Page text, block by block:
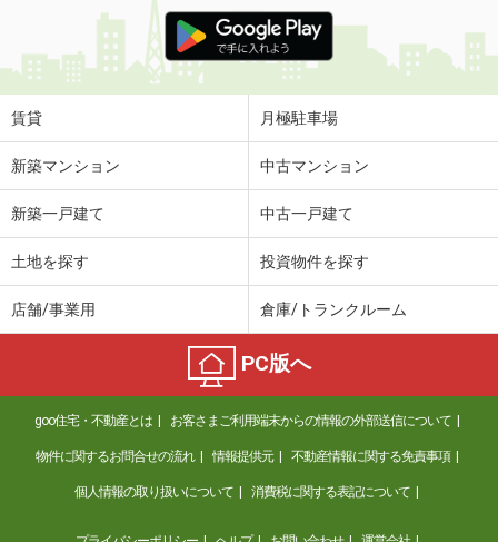
価 格
6.30万円
住 所
青森県弘前市大字八幡町３丁目
専有面積
青森県八戸市柏崎３丁目
青森県八戸市大字尻内町字沢ノ田
5.10万円
住 所
青森県八戸市大字尻内町字沢ノ田
専有面積 33.39m²
間取り
1LDK
青森県八戸市田向５丁目
賃貸 月極駐車場
新築マンション 中古マンション
新築一戸建て 中古一戸建て
土地を探す 投資物件を探す
店舗/事業用 倉庫/トランクルーム
PC版へ
goo住宅・不動産とは お客さまご利用端末からの情報の外部送信について
物件に関するお問合せの流れ 情報提供元 不動産情報に関する免責事項
個人情報の取り扱いについて 消費税に関する表記について